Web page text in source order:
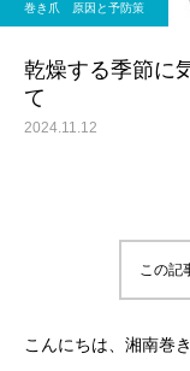
巻き爪 原因と予防策
乾燥する季節に
て
2024.11.12
この記
こんにちは、湘南巻